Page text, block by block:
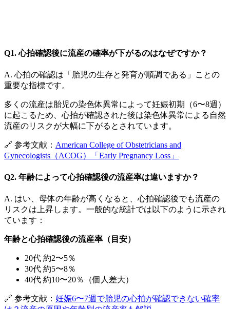
Q1. 心拍確認後に流産の確率が下がるのはなぜですか？
A. 心拍の確認は「胎児の生存と発育が順調である」ことの
重要な指標です。
多くの流産は胎児の染色体異常によって妊娠初期（6〜8週）
に起こるため、心拍が確認された後は染色体異常による自然
流産のリスクが大幅に下がるとされています。
🔗 参考文献： American College of Obstetricians and
Gynecologists（ACOG）「Early Pregnancy Loss」
Q2. 年齢によって心拍確認後の流産率は違いますか？
A. はい、母体の年齢が高くなると、心拍確認後でも流産の
リスクは上昇します。一般的な統計では以下のように示され
ています：
年齢と心拍確認後の流産率（目安）
20代 約2〜5％
30代 約5〜8％
40代 約10〜20％（個人差大）
🔗 参考文献： 妊娠6〜7週で胎児の心拍が確認できない確率